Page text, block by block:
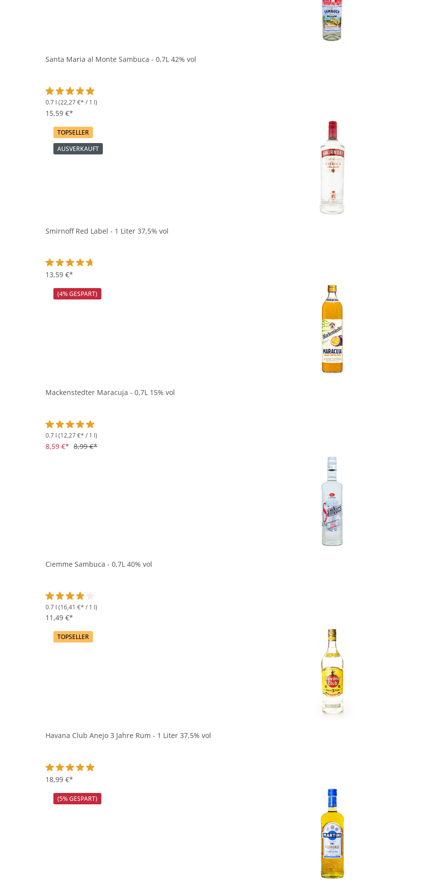
Santa Maria al Monte Sambuca - 0,7L 42% vol
Durchschnittliche Bewertung von 5 von 5 Sternen
0.7 l (22,27 €* / 1 l)
15,59 €*
TOPSELLER
AUSVERKAUFT
Smirnoff Red Label - 1 Liter 37,5% vol
Durchschnittliche Bewertung von 4.8 von 5 Sternen
13,59 €*
(4% GESPART)
Mackenstedter Maracuja - 0,7L 15% vol
Durchschnittliche Bewertung von 5 von 5 Sternen
0.7 l (12,27 €* / 1 l)
8,59 €* 8,99 €*
In den Korb
Ciemme Sambuca - 0,7L 40% vol
Durchschnittliche Bewertung von 4 von 5 Sternen
0.7 l (16,41 €* / 1 l)
11,49 €*
TOPSELLER
Havana Club Anejo 3 Jahre Rum - 1 Liter 37,5% vol
Durchschnittliche Bewertung von 4.9 von 5 Sternen
18,99 €*
In den Korb
(5% GESPART)
In den Korb